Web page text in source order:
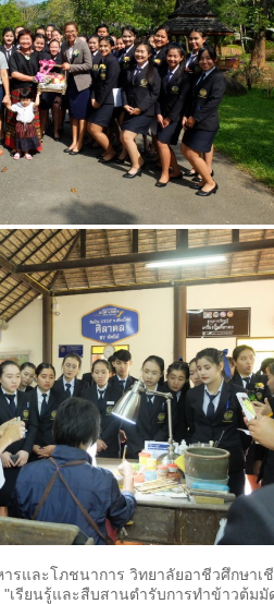
รและโภชนาการ วิทยาลัยอาชีวศึกษา
เรียนรู้และสืบสานตำรับการทำข้าวต้ม